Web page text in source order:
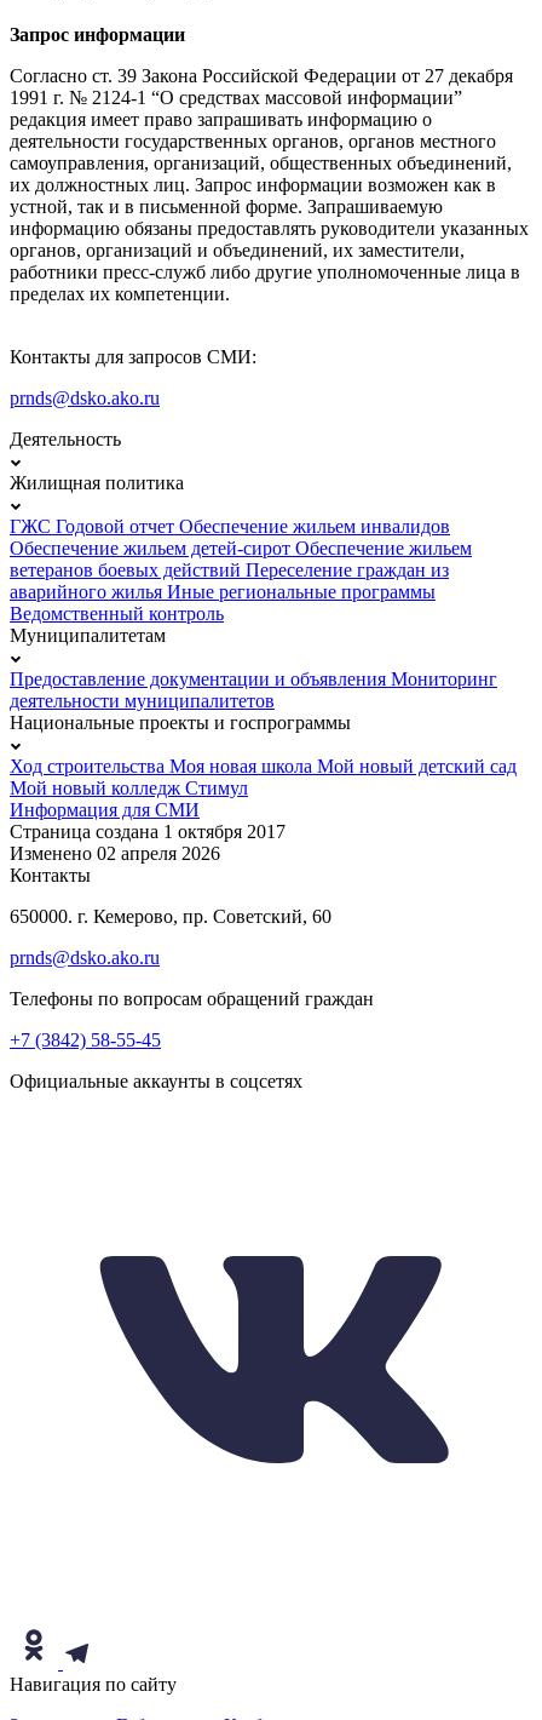
Запрос информации
Согласно ст. 39 Закона Российской Федерации от 27 декабря
1991 г. № 2124-1 “О средствах массовой информации”
редакция имеет право запрашивать информацию о
деятельности государственных органов, органов местного
самоуправления, организаций, общественных объединений,
их должностных лиц. Запрос информации возможен как в
устной, так и в письменной форме. Запрашиваемую
информацию обязаны предоставлять руководители указанных
органов, организаций и объединений, их заместители,
работники пресс-служб либо другие уполномоченные лица в
пределах их компетенции.
Контакты для запросов СМИ:
prnds@dsko.ako.ru
Деятельность
Жилищная политика
ГЖС Годовой отчет Обеспечение жильем инвалидов
Обеспечение жильем детей-сирот Обеспечение жильем
ветеранов боевых действий Переселение граждан из
аварийного жилья Иные региональные программы
Ведомственный контроль
Муниципалитетам
Предоставление документации и объявления Мониторинг
деятельности муниципалитетов
Национальные проекты и госпрограммы
Ход строительства Моя новая школа Мой новый детский сад
Мой новый колледж Стимул
Информация для СМИ
Страница создана 1 октября 2017
Изменено 02 апреля 2026
Контакты
650000. г. Кемерово, пр. Советский, 60
prnds@dsko.ako.ru
Телефоны по вопросам обращений граждан
+7 (3842) 58-55-45
Официальные аккаунты в соцсетях
Навигация по сайту